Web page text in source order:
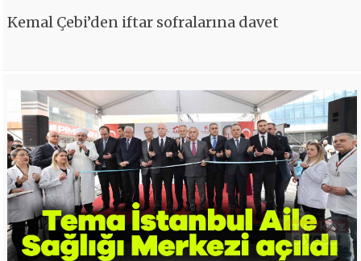
Kemal Çebi’den iftar sofralarına davet